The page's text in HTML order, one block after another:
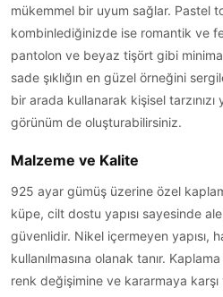
mükemmel bir uyum sağlar. Pastel
kombinlediğinizde ise romantik ve
pantolon ve beyaz tişört gibi
sade şıklığın en güzel örneğini
bir arada kullanarak kişisel tarzınızı
görünüm de oluşturabilirsiniz.
Malzeme ve Kalite
925 ayar gümüş üzerine özel
küpe, cilt dostu yapısı sayesinde
güvenlidir. Nikel içermeyen yapısı,
kullanılmasına olanak tanır.
renk değişimine ve kararmaya karşı